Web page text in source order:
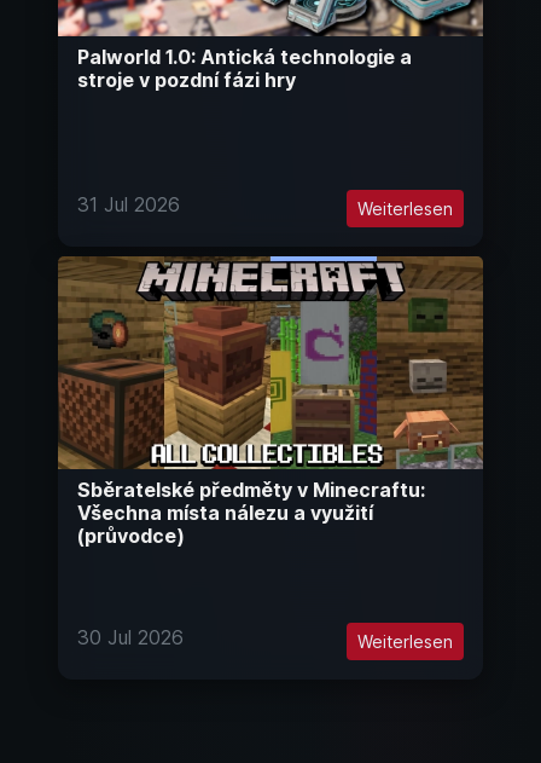
Palworld 1.0: Antická technologie a
stroje v pozdní fázi hry
31 Jul 2026 Weiterlesen
Sběratelské předměty v Minecraftu:
Všechna místa nálezu a využití
(průvodce)
30 Jul 2026 Weiterlesen